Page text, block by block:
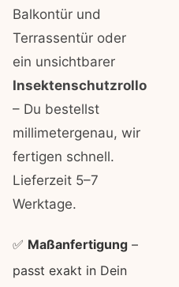
Balkontür und
Terrassentür oder
ein unsichtbarer
Insektenschutzrollo
– Du bestellst
millimetergenau, wir
fertigen schnell.
Lieferzeit 5–7
Werktage.
✅ Maßanfertigung –
passt exakt in Dein